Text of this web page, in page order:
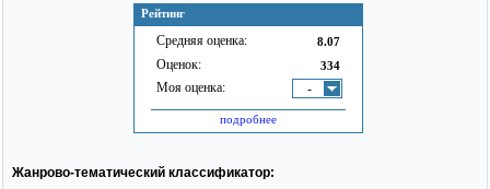
Рейтинг
Средняя оценка: 8.07
Оценок: 334
Моя оценка: -
подробнее
Жанрово-тематический классификатор: